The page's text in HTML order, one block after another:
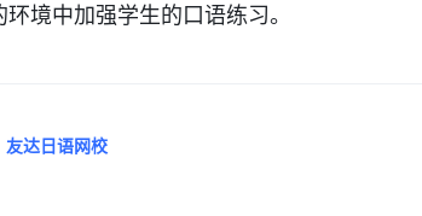
境中加强学生的口语练习。
友达日语网校